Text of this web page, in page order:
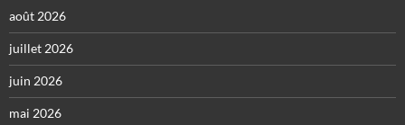
août 2026
juillet 2026
juin 2026
mai 2026